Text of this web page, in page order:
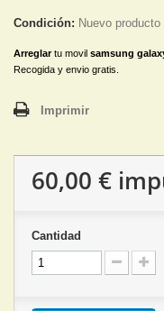
Condición: Nuevo producto
Arreglar tu movil samsung
Recogida y envio gratis.
Imprimir
60,00 €
Cantidad